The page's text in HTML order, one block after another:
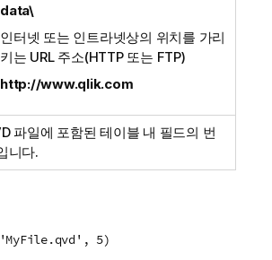
data\
인터넷 또는 인트라넷상의 위치를 가리
키는 URL 주소(HTTP또는 FTP)
http://www.qlik.com
파일에 포함된 테이블 내 필드의 번
니다.
5)